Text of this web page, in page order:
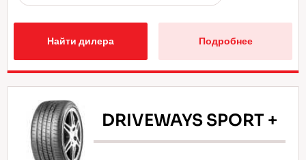
Найти дилера Подробнее
DRIVEWAYS SPORT +